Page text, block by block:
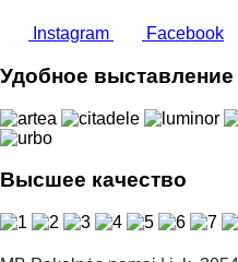
Instagram Facebook
Удобное выставление
Высшее качество